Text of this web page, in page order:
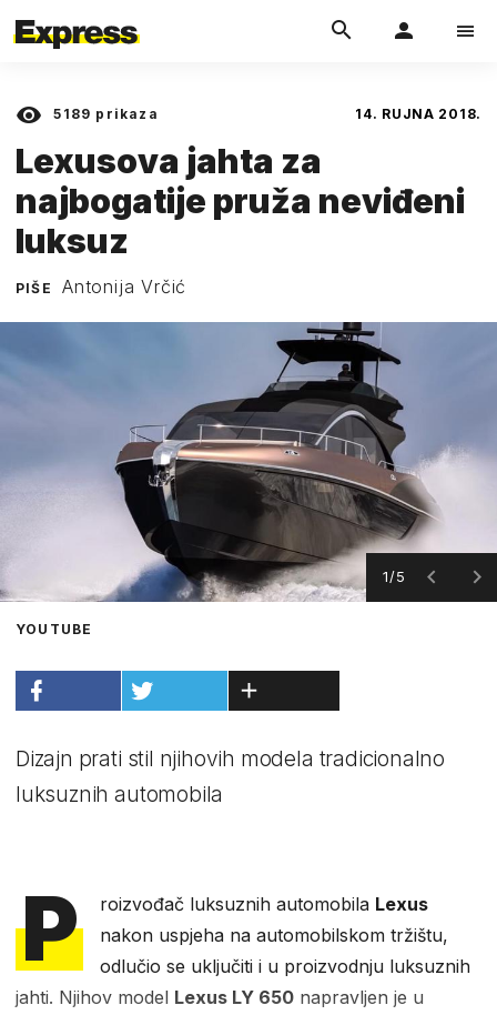
5189 prikaza 14. RUJNA 2018.
Lexusova jahta za
najbogatije pruža neviđeni
luksuz
PIŠE Antonija Vrčić
1/5
YOUTUBE
Dizajn prati stil njihovih modela tradicionalno
luksuznih automobila
P roizvođač luksuznih automobila Lexus
nakon uspjeha na automobilskom tržištu,
odlučio se uključiti i u proizvodnju luksuznih
jahti. Njihov model Lexus LY 650 napravljen je u